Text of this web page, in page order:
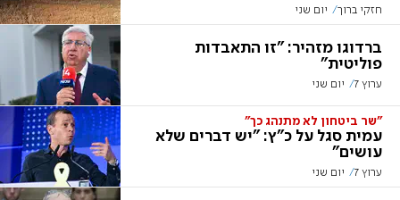
חזקי ברוך יום שני
ברדוגו מזהיר: "זו התאבדות
פוליטית"
ערוץ 7 יום שני
"שר ביטחון לא מתנהג כך"
עמית סגל על כ"ץ: "יש דברים שלא
עושים"
ערוץ 7 יום שני